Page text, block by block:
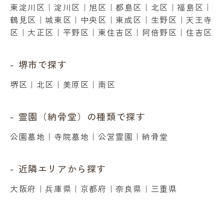
東淀川区 ｜淀川区 ｜ 旭区 ｜都島区 ｜ 北区 ｜福島区 ｜
鶴見区 ｜ 城東区 ｜ 中央区 ｜ 東成区 ｜ 生野区 ｜ 天王寺
区 ｜ 大正区 ｜ 平野区 ｜ 東住吉区 ｜ 阿倍野区 ｜住吉区
堺市で探す
堺区 ｜ 北区 ｜ 美原区 ｜南区
霊園（納骨堂）の種類で探す
公園墓地 ｜ 寺院墓地 ｜公営霊園 ｜納骨堂
近隣エリアから探す
大阪府 ｜兵庫県 ｜ 京都府 ｜奈良県 ｜ 三重県